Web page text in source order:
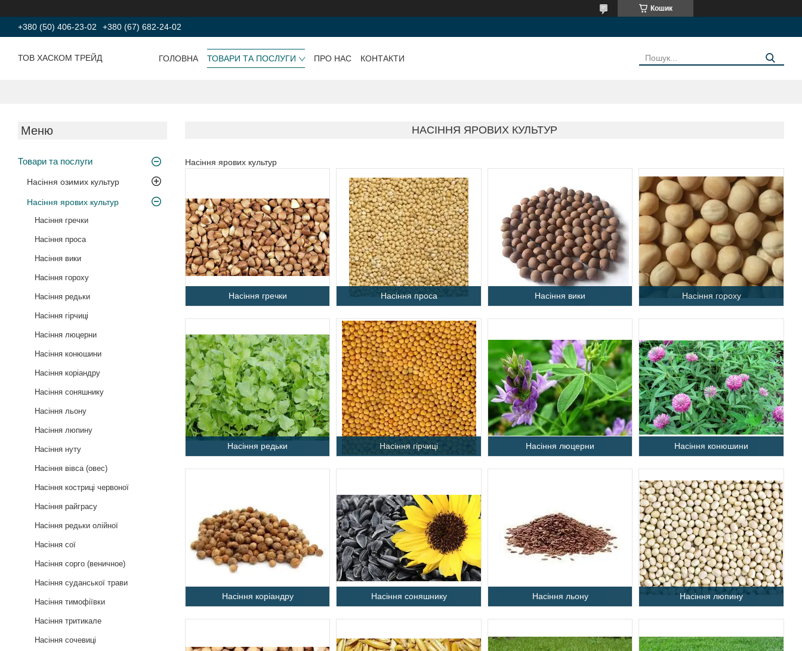
Кошик
+380 (50) 406-23-02 +380 (67) 682-24-02
ТОВ ХАСКОМ ТРЕЙД ГОЛОВНА ТОВАРИ ТА ПОСЛУГИ ПРО НАС КОНТАКТИ
Товари та послуги
Насіння озимих культур
Насіння ярових культур
Насіння гречки
Насіння проса
Насіння вики
Насіння гороху
Насіння редьки
Насіння гірчиці
Насіння люцерни
Насіння конюшини
Насіння коріандру
Насіння соняшнику
Насіння льону
Насіння люпину
Насіння нуту
Насіння вівса (овес)
Насіння костриці червоної
Насіння райграсу
Насіння редьки олійної
Насіння сої
Насіння сорго (веничное)
Насіння суданської трави
Насіння тимофіївки
Насіння тритикале
Насіння сочевиці
НАСІННЯ ЯРОВИХ КУЛЬТУР
Насіння ярових культур
Насіння гречки Насіння проса Насіння вики Насіння гороху
Насіння редьки Насіння гірчиці Насіння люцерни Насіння конюшини
Насіння коріандру Насіння соняшнику Насіння льону Насіння люпину